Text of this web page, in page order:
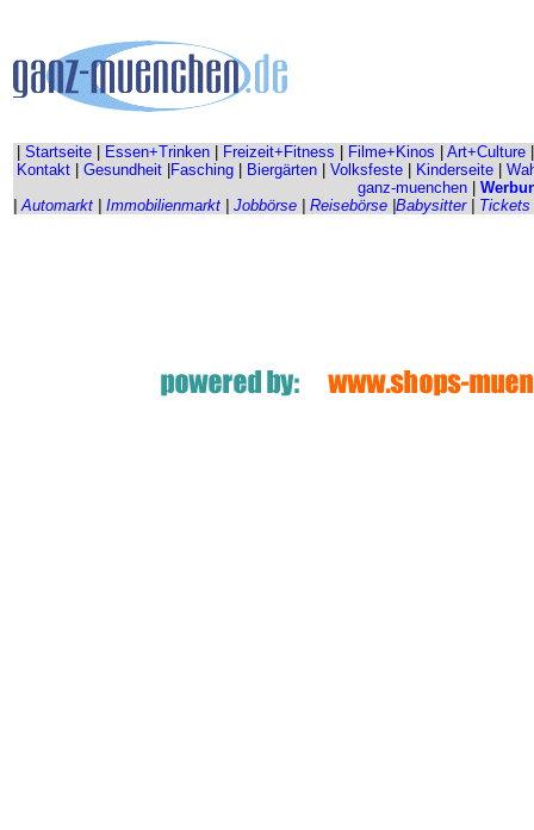
Startseite Essen+Trinken Freizeit+Fitness Filme+Kinos Art+Culture
Kontakt
Gesundheit| Fasching| Biergärten| Volksfeste| Kinderseite|
ganz-muenchen|
|Automarkt Immobilienmarkt Jobbörse Reisebörse Babysitter Tickets